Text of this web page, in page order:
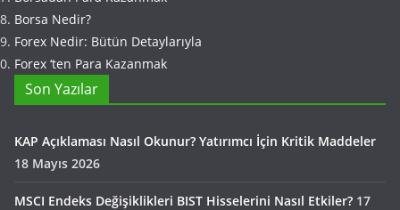
Borsa Nedir?
Forex Nedir: Bütün Detaylarıyla
Forex ‘ten Para Kazanmak
Son Yazılar
KAP Açıklaması Nasıl Okunur? Yatırımcı İçin Kritik Maddeler
18 Mayıs 2026
MSCI Endeks Değişiklikleri BIST Hisselerini Nasıl Etkiler? 17